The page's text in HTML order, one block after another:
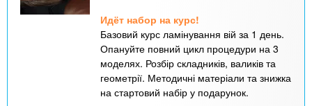
Идёт набор на курс!
Базовий курс ламінування вій за 1 день.
Опануйте повний цикл процедури на 3
моделях. Розбір складників, валиків та
геометрії. Методичні матеріали та знижка
на стартовий набір у подарунок.